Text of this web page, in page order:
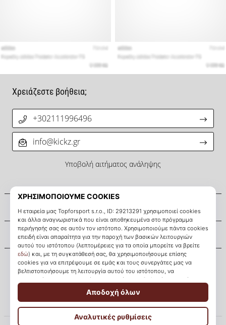
KICKZ.gr
Σχετικά μ' εμάς
Εξυπηρέτηση πελατών
Χρειάζεστε βοήθεια;
+302111996496
info@kickz.gr
Υποβολή αιτήματος ανάληψης